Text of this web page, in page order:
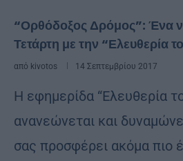
“Ορθόδοξος Δρόμος”: Ένα
Τετάρτη με την “Ελευθερία
από kivotos 14 Σεπτεμβρίου 2017
Η εφημερίδα “Ελευθερία
ανανεώνεται και
σας προσφέρει ακόμα πιο